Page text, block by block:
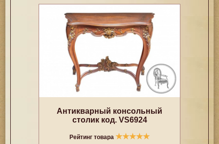
Антикварный консольный
столик код. VS6924
Рейтинг товара ★★★★★